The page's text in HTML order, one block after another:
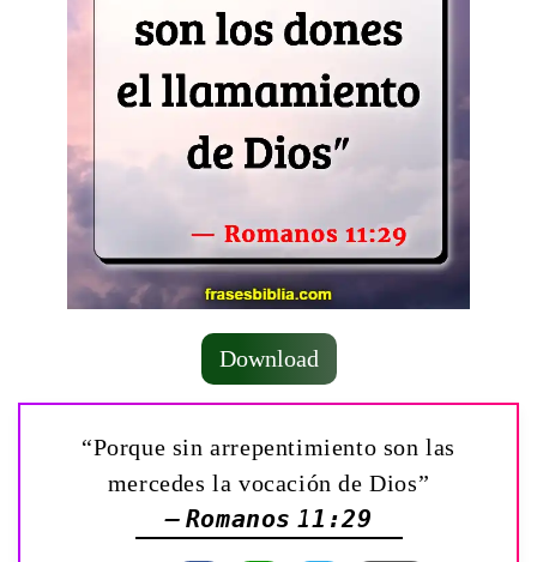
Download
“Porque sin arrepentimiento son las
mercedes la vocación de Dios”
— Romanos 11:29